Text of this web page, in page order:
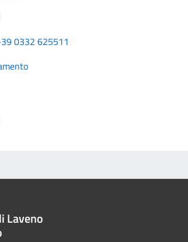
0332 625511
Laveno